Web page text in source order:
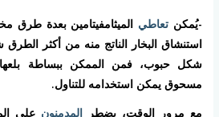
-يُمكن تعاطي الميثامفيتامين بعدة طرق
استنشاق البخار الناتج منه من أكثر الطرق
شكل حبوب، فمن الممكن ببساطة
مسحوق يمكن استخدامه للتناول.
مع مرور الوقت، يضطر المدمنون على